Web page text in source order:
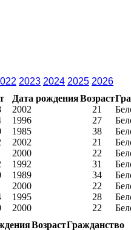
2023 2024 2025 2026
Дата рожденияВозраст
2002 21
1996 27
1985 38
2002 21
2000 22
1992 31
1989 34
2000 22
1995 28
2000 22
ВозрастГражданство